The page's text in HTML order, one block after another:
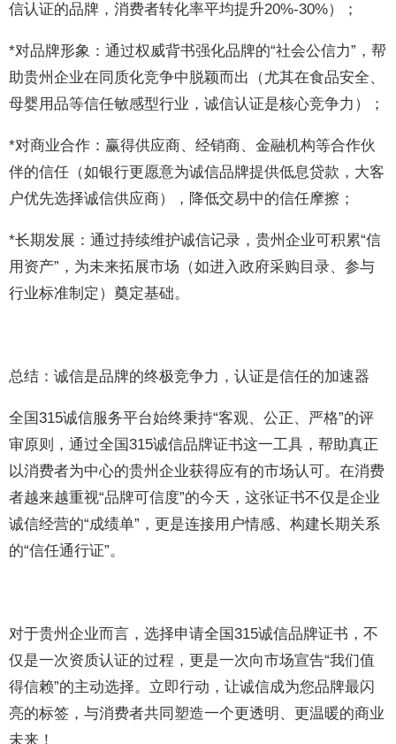
信认证的品牌，消费者转化率平均提升20%-30%）；
*对品牌形象：通过权威背书强化品牌的“社会公信力”，帮
助贵州企业在同质化竞争中脱颖而出（尤其在食品安全、
母婴用品等信任敏感型行业，诚信认证是核心竞争力）；
*对商业合作：赢得供应商、经销商、金融机构等合作伙
伴的信任（如银行更愿意为诚信品牌提供低息贷款，大客
户优先选择诚信供应商），降低交易中的信任摩擦；
*长期发展：通过持续维护诚信记录，贵州企业可积累“信
用资产”，为未来拓展市场（如进入政府采购目录、参与
行业标准制定）奠定基础。
总结：诚信是品牌的终极竞争力，认证是信任的加速器
全国315诚信服务平台始终秉持“客观、公正、严格”的评
审原则，通过全国315诚信品牌证书这一工具，帮助真正
以消费者为中心的贵州企业获得应有的市场认可。在消费
者越来越重视“品牌可信度”的今天，这张证书不仅是企业
诚信经营的“成绩单”，更是连接用户情感、构建长期关系
的“信任通行证”。
对于贵州企业而言，选择申请全国315诚信品牌证书，不
仅是一次资质认证的过程，更是一次向市场宣告“我们值
得信赖”的主动选择。立即行动，让诚信成为您品牌最闪
亮的标签，与消费者共同塑造一个更透明、更温暖的商业
未来！